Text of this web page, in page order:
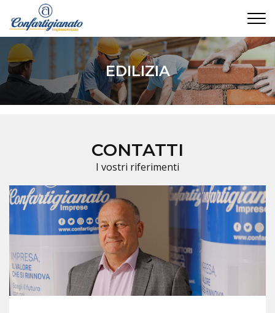
EDILIZIA
CONTATTI
I vostri riferimenti